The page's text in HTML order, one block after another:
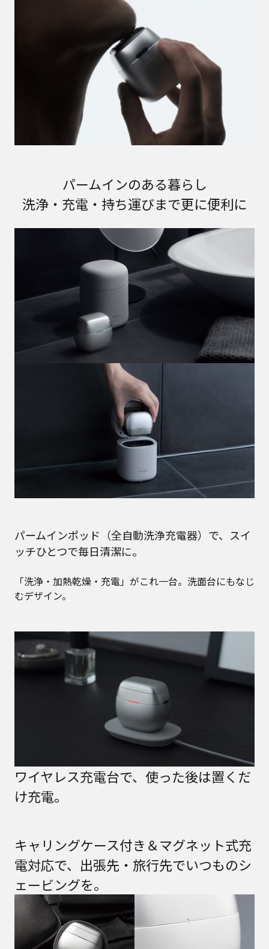
パームインのある暮らし
洗浄・充電・持ち運びまで更に便利に
パームインポッド（全自動洗浄充電器）で、スイ
ッチひとつで毎日清潔に。
「洗浄・加熱乾燥・充電」がこれ一台。洗面台にもなじ
むデザイン。
ワイヤレス充電台で、使った後は置くだ
け充電。
キャリングケース付き＆マグネット式充
電対応で、出張先・旅行先でいつものシ
ェービングを。